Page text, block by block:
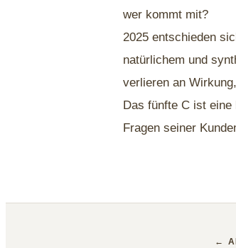
wer kommt mit?
2025 entschieden
natürlichem und
verlieren an
Das fünfte C ist
Fragen seiner
←